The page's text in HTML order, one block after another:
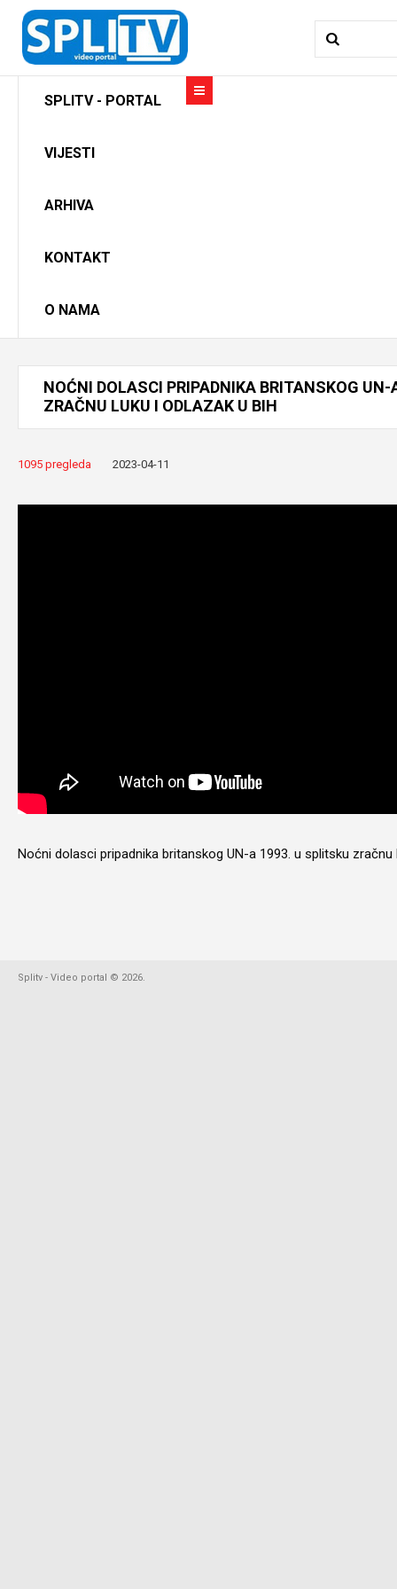
SPLITV - PORTAL
VIJESTI
ARHIVA
KONTAKT
O NAMA
NOĆNI DOLASCI PRIPADNIKA BRITANSKOG UN-
ZRAČNU LUKU I ODLAZAK U BIH
1095 pregleda 2023-04-11
Noćni dolasci pripadnika britanskog UN-a 1993. u splitsku zračnu
Splitv - Video portal © 2026.